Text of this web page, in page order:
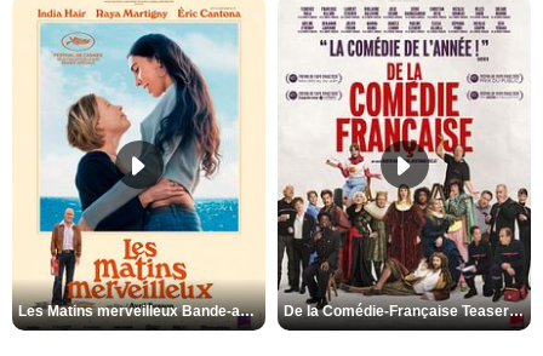
Les Matins merveilleux Bande-annonce VF De la Comédie-Française Teaser VF